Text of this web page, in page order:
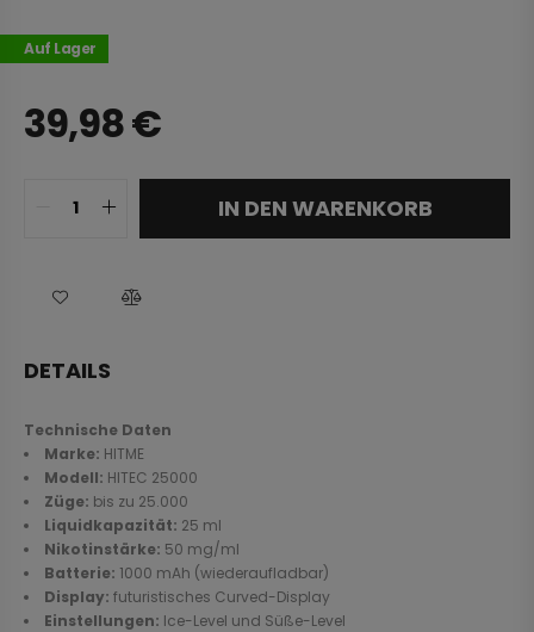
Auf Lager
39,98€
IN DEN WARENKORB
DETAILS
Technische Daten
Marke: HITME
Modell: HITEC 25000
Züge: bis zu 25.000
Liquidkapazität: 25 ml
Nikotinstärke: 50 mg/ml
Batterie: 1000 mAh (wiederaufladbar)
Display: futuristisches Curved-Display
Einstellungen: Ice-Level und Süße-Level